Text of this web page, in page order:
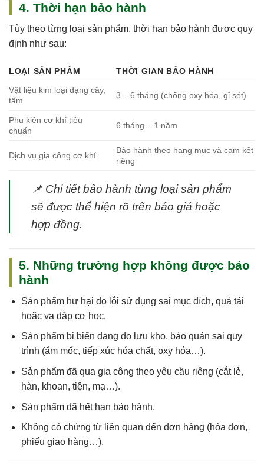
4. Thời hạn bảo hành
Tùy theo từng loại sản phẩm, thời hạn bảo hành được quy
định như sau:
LOẠI SẢN PHẨM
THỜI GIAN BẢO HÀNH
Vật liệu kim loại dạng cây,
tấm
3 – 6 tháng (chống oxy hóa, gỉ sét)
Phụ kiện cơ khí tiêu
chuẩn
6 tháng – 1 năm
Dịch vụ gia công cơ khí
Bảo hành theo hạng mục và cam kết
riêng
📌 Chi tiết bảo hành từng loại sản phẩm
sẽ được thể hiện rõ trên báo giá hoặc
hợp đồng.
5. Những trường hợp không được bảo
hành
Sản phẩm hư hại do lỗi sử dụng sai mục đích, quá tải
hoặc va đập cơ học.
Sản phẩm bị biến dạng do lưu kho, bảo quản sai quy
trình (ẩm mốc, tiếp xúc hóa chất, oxy hóa…).
Sản phẩm đã qua gia công theo yêu cầu riêng (cắt lẻ,
hàn, khoan, tiện, mạ…).
Sản phẩm đã hết hạn bảo hành.
Không có chứng từ liên quan đến đơn hàng (hóa đơn,
phiếu giao hàng…).